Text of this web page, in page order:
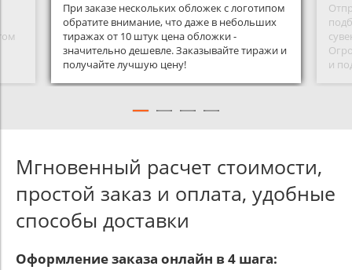
При заказе нескольких обложек с логотипом
обратите внимание, что даже в небольших
тиражах от 10 штук цена обложки -
значительно дешевле. Заказывайте тиражи и
получайте лучшую цену!
и
Мгновенный расчет стоимости,
простой заказ и оплата, удобные
способы доставки
Оформление заказа онлайн в 4 шага: